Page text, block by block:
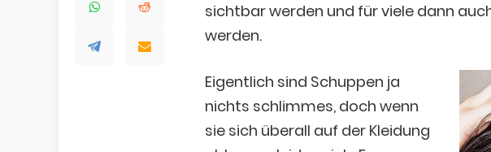
sichtbar werden und für viele dann
werden.
Eigentlich sind Schuppen ja
nichts schlimmes, doch wenn
sie sich überall auf der Kleidung